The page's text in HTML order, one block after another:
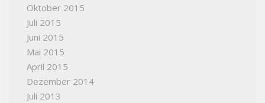
Oktober 2015
Juli 2015
Juni 2015
Mai 2015
April 2015
Dezember 2014
Juli 2013